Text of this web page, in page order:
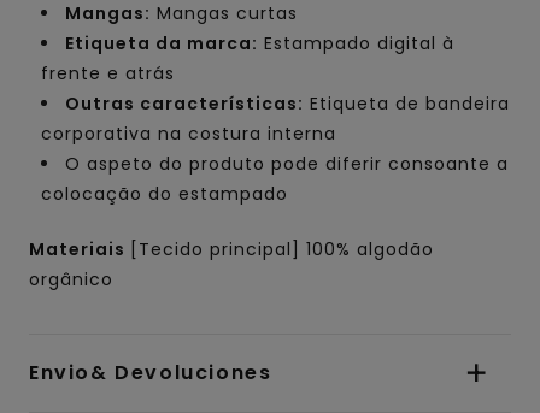
Mangas: Mangas curtas
Etiqueta da marca: Estampado digital à
frente e atrás
Outras características: Etiqueta de bandeira
corporativa na costura interna
O aspeto do produto pode diferir consoante a
colocação do estampado
Materiais
[Tecido principal] 100% algodão
orgânico
Envio& Devoluciones